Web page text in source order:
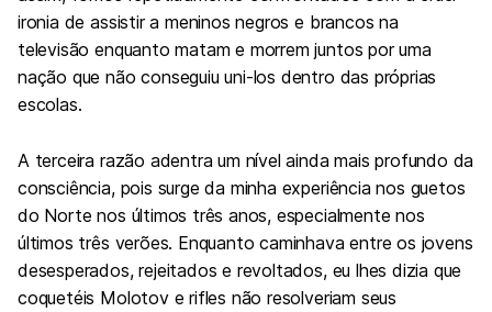
ironia de assistir a meninos negros e brancos na
televisão enquanto matam e morrem juntos por uma
nação que não conseguiu uni-los dentro das próprias
escolas.
A terceira razão adentra um nível ainda mais profundo da
consciência, pois surge da minha experiência nos guetos
do Norte nos últimos três anos, especialmente nos
últimos três verões. Enquanto caminhava entre os jovens
desesperados, rejeitados e revoltados, eu lhes dizia que
coquetéis Molotov e rifles não resolveriam seus